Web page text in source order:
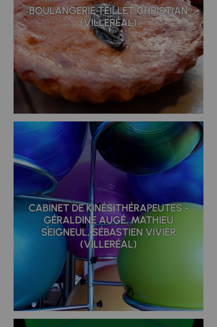
BOULANGERIE TEILLET CHRISTIAN
(VILLERÉAL)
CABINET DE KINÉSITHÉRAPEUTES -
GÉRALDINE AUGÉ, MATHIEU
SEIGNEUL, SÉBASTIEN VIVIER
(VILLERÉAL)